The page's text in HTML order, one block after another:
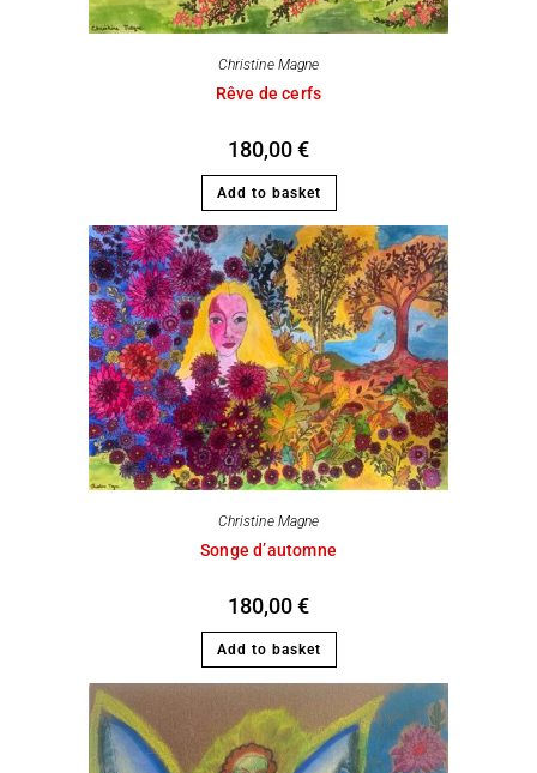
Christine Magne
Rêve de cerfs
180,00€
Add to basket
Christine Magne
Songe d’automne
180,00€
Add to basket